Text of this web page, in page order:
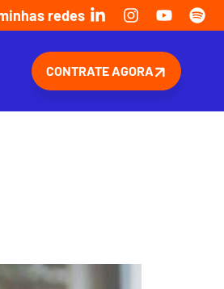
redes
CONTRATE AGORA